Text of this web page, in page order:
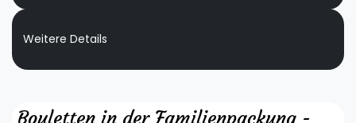
Weitere Details